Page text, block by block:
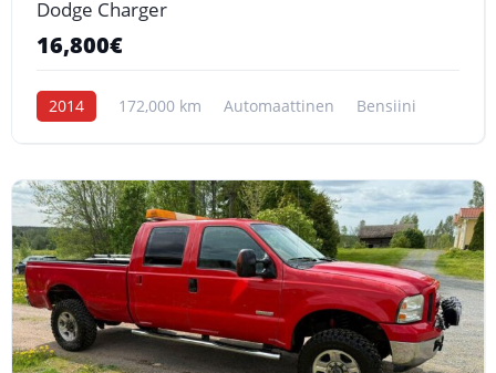
Dodge Charger
16,800€
2014 172,000 km Automaattinen Bensiini